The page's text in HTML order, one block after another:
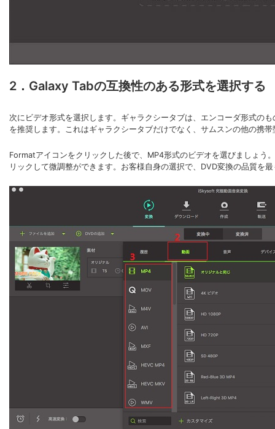
2．Galaxy Tabの互換性のある形式を選択する
次にビデオ形式を選択します。ギャラクシータブは、エンコーダ形式の
を推奨します。これはギャラクシータブだけでなく、サムスンの他の携
Formatアイコンをクリックした後で、MP4形式のビデオを選びましょう
リックして微調整ができます。お客様自身の選択で、DVD変換の品質を